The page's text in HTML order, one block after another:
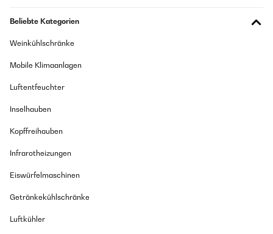
Beliebte Kategorien
Weinkühlschränke
Mobile Klimaanlagen
Luftentfeuchter
Inselhauben
Kopffreihauben
Infrarotheizungen
Eiswürfelmaschinen
Getränkekühlschränke
Luftkühler